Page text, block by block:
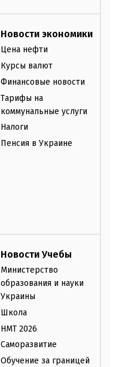
Новости экономики
Цена нефти
Курсы валют
Финансовые новости
Тарифы на
коммунальные услуги
Налоги
Пенсия в Украине
Новости Учебы
Министерство
образования и науки
Украины
Школа
НМТ 2026
Саморазвитие
Обучение за границей